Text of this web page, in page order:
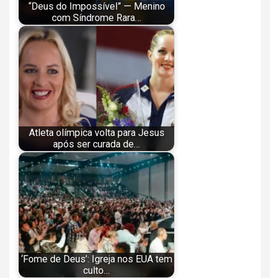
“Deus do Impossível” — Menino
com Síndrome Rara…
Atleta olímpica volta para Jesus
após ser curada de…
‘Fome de Deus’: Igreja nos EUA tem
culto…